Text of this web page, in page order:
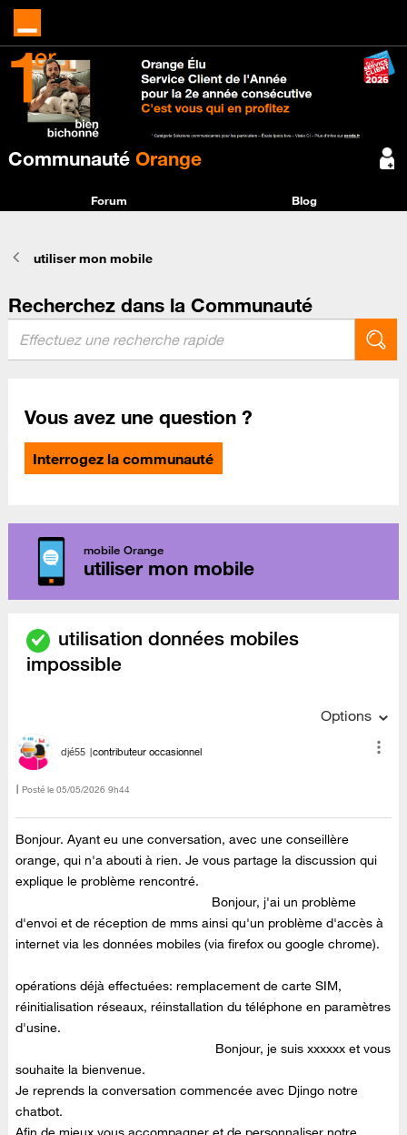
Communauté Orange
Forum Blog
utiliser mon mobile
Recherchez dans la Communauté
Vous avez une question ?
Interrogez la communauté
mobile Orange
utiliser mon mobile
utilisation données mobiles
impossible
Options
djé55 contributeur occasionnel
Posté le ‎05/05/2026 9h44
Bonjour. Ayant eu une conversation, avec une conseillère
orange, qui n'a abouti à rien. Je vous partage la discussion qui
explique le problème rencontré.
Bonjour, j'ai un problème
d'envoi et de réception de mms ainsi qu'un problème d'accès à
internet via les données mobiles (via firefox ou google chrome).
opérations déjà effectuées: remplacement de carte SIM,
réinitialisation réseaux, réinstallation du téléphone en paramètres
d'usine.
Bonjour, je suis xxxxxx et vous
souhaite la bienvenue.
Je reprends la conversation commencée avec Djingo notre
chatbot.